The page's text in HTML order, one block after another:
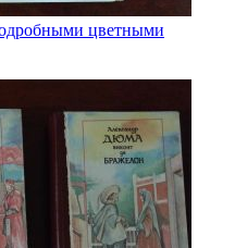
цветными